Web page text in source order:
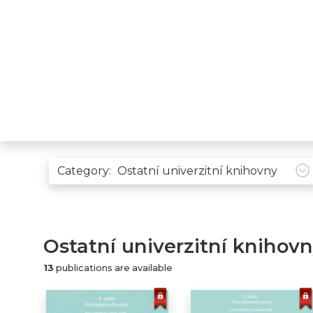
Category:
Ostatní univerzitní
13 publications are available